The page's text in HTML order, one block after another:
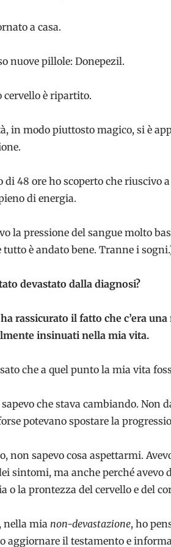
a casa.
nuove pillole: Donepezil.
cervello è ripartito.
in modo piuttosto magico, si è
di 48 ore ho scoperto che riuscivo
di energia.
la pressione del sangue molto
tutto è andato bene. Tranne i
devastato dalla diagnosi?
rassicurato il fatto che c’era
insinuati nella mia vita.
che a quel punto la mia vita
sapevo che stava cambiando. Non
potevano spostare la
non sapevo cosa aspettarmi.
sintomi, ma anche perché
o la prontezza del cervello e del
nella mia non-devastazione, ho
aggiornare il testamento e